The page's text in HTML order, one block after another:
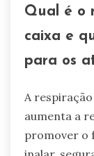
Qual é o
caixa e
para os
A
aumenta a
promover o